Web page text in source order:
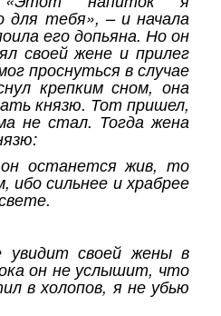
для тебя», – и начала
его допьяна. Но он
своей жене и прилег
проснуться в случае
крепким сном, она
князю. Тот пришел,
не стал. Тогда жена
останется жив, то
ибо сильнее и храбрее
своей жены в
он не услышит, что
в холопов, я не убью